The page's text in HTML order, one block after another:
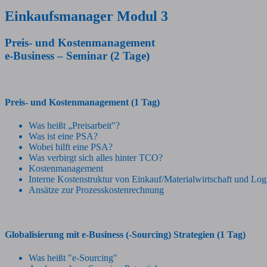
Einkaufsmanager Modul 3
Preis- und Kostenmanagement
e-Business – Seminar (2 Tage)
Preis- und Kostenmanagement (1 Tag)
Was heißt „Preisarbeit"?
Was ist eine PSA?
Wobei hilft eine PSA?
Was verbirgt sich alles hinter TCO?
Kostenmanagement
Interne Kostenstruktur von Einkauf/Materialwirtschaft und
Ansätze zur Prozesskostenrechnung
Globalisierung mit e-Business (-Sourcing) Strategien (1 Tag)
Was heißt "e-Sourcing"